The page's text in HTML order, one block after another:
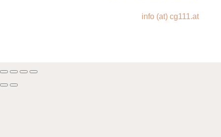
info (at) cg111.at